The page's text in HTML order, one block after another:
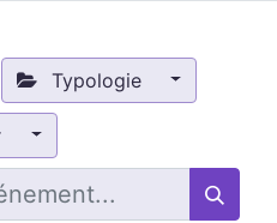
Typologie